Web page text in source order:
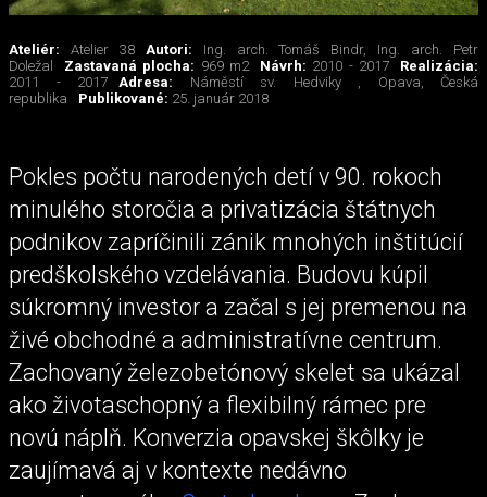
Ateliér: Atelier 38 Autori: Ing. arch. Tomáš Bindr, Ing. arch. Petr
Doležal
Zastavaná plocha: 969 m2 Návrh: 2010 - 2017
Realizácia:
2011 - 2017
Adresa: Náměstí sv. Hedviky , Opava, Česká
republika
Publikované: 25. január 2018
Pokles počtu narodených detí v 90. rokoch
minulého storočia a privatizácia štátnych
podnikov zapríčinili zánik mnohých inštitúcií
predškolského vzdelávania. Budovu kúpil
súkromný investor a začal s jej premenou na
živé obchodné a administratívne centrum.
Zachovaný železobetónový skelet sa ukázal
ako životaschopný a flexibilný rámec pre
novú náplň. Konverzia opavskej škôlky je
zaujímavá aj v kontexte nedávno